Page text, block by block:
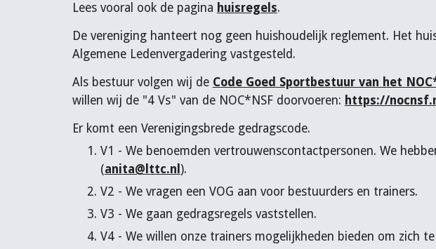
Lees vooral ook de pagina huisregels.
De vereniging hanteert nog geen huishoudelijk reglement. Het
Algemene Ledenvergadering vastgesteld.
Als bestuur volgen wij de Code Goed Sportbestuur van het
willen wij de "4 Vs" van de NOC*NSF doorvoeren: https://
Er komt een Verenigingsbrede gedragscode.
V1 - We benoemden vertrouwenscontactpersonen. We
(anita@lttc.nl ).
V2 - We vragen een VOG aan voor bestuurders en trainers.
V3 - We gaan gedragsregels vaststellen.
V4 - We willen onze trainers mogelijkheden bieden om zich